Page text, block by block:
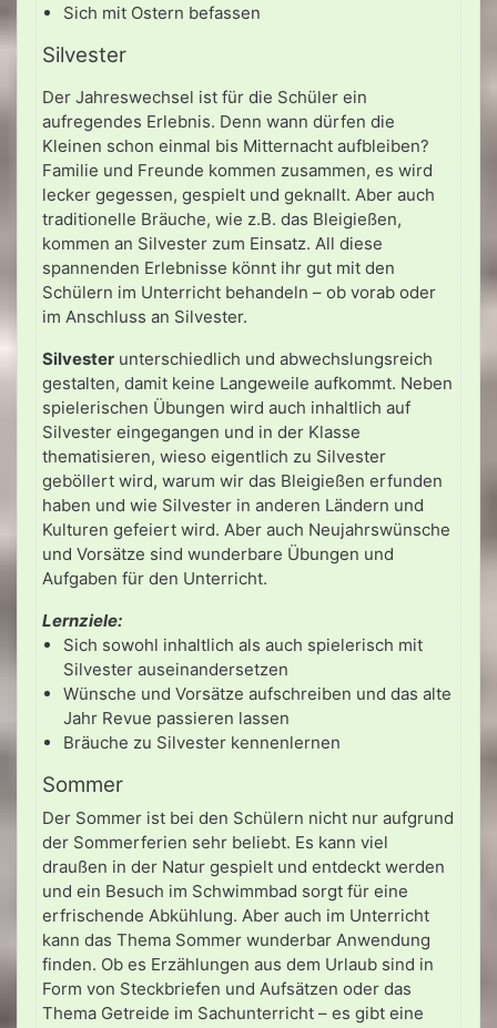
Sich mit Ostern befassen
Silvester
Der Jahreswechsel ist für die Schüler ein
aufregendes Erlebnis. Denn wann dürfen die
Kleinen schon einmal bis Mitternacht aufbleiben?
Familie und Freunde kommen zusammen, es wird
lecker gegessen, gespielt und geknallt. Aber auch
traditionelle Bräuche, wie z.B. das Bleigießen,
kommen an Silvester zum Einsatz. All diese
spannenden Erlebnisse könnt ihr gut mit den
Schülern im Unterricht behandeln – ob vorab oder
im Anschluss an Silvester.
Silvester unterschiedlich und abwechslungsreich
gestalten, damit keine Langeweile aufkommt. Neben
spielerischen Übungen wird auch inhaltlich auf
Silvester eingegangen und in der Klasse
thematisieren, wieso eigentlich zu Silvester
geböllert wird, warum wir das Bleigießen erfunden
haben und wie Silvester in anderen Ländern und
Kulturen gefeiert wird. Aber auch Neujahrswünsche
und Vorsätze sind wunderbare Übungen und
Aufgaben für den Unterricht.
Lernziele:
Sich sowohl inhaltlich als auch spielerisch mit
Silvester auseinandersetzen
Wünsche und Vorsätze aufschreiben und das alte
Jahr Revue passieren lassen
Bräuche zu Silvester kennenlernen
Sommer
Der Sommer ist bei den Schülern nicht nur aufgrund
der Sommerferien sehr beliebt. Es kann viel
draußen in der Natur gespielt und entdeckt werden
und ein Besuch im Schwimmbad sorgt für eine
erfrischende Abkühlung. Aber auch im Unterricht
kann das Thema Sommer wunderbar Anwendung
finden. Ob es Erzählungen aus dem Urlaub sind in
Form von Steckbriefen und Aufsätzen oder das
Thema Getreide im Sachunterricht – es gibt eine